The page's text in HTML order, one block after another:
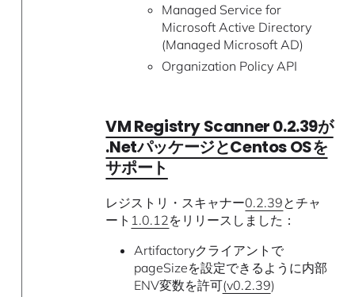
Managed Service for
Microsoft Active Directory
(Managed Microsoft AD)
Organization Policy API
VM Registry Scanner 0.2.39が
.NetパッケージとCentos OSを
サポート
レジストリ・スキャナー0.2.39とチャ
ート 1.0.12をリリースしました：
Artifactoryクライアントで
pageSizeを設定できるように内部
ENV変数を許可(v0.2.39)